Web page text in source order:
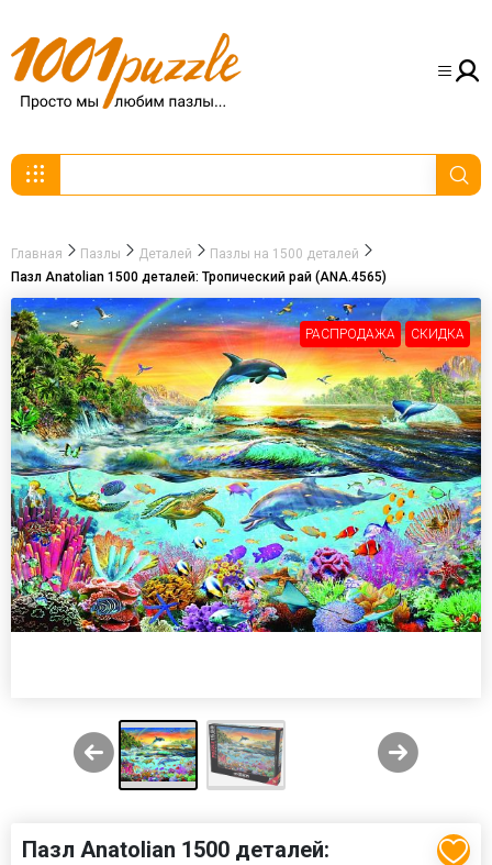
Главная Пазлы Деталей
Пазлы на 1500 деталей
Пазл Anatolian 1500 деталей: Тропический рай (ANA.4565)
РАСПРОДАЖА СКИДКА
-30%
Пазл Anatolian 1500 деталей: